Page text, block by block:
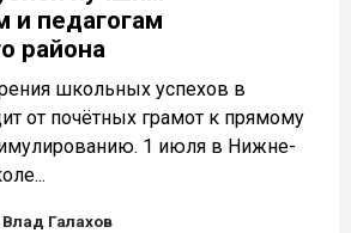
и педагогам
района
школьных успехов в
от почётных грамот к прямому
1 июля в Нижне-
Влад Галахов